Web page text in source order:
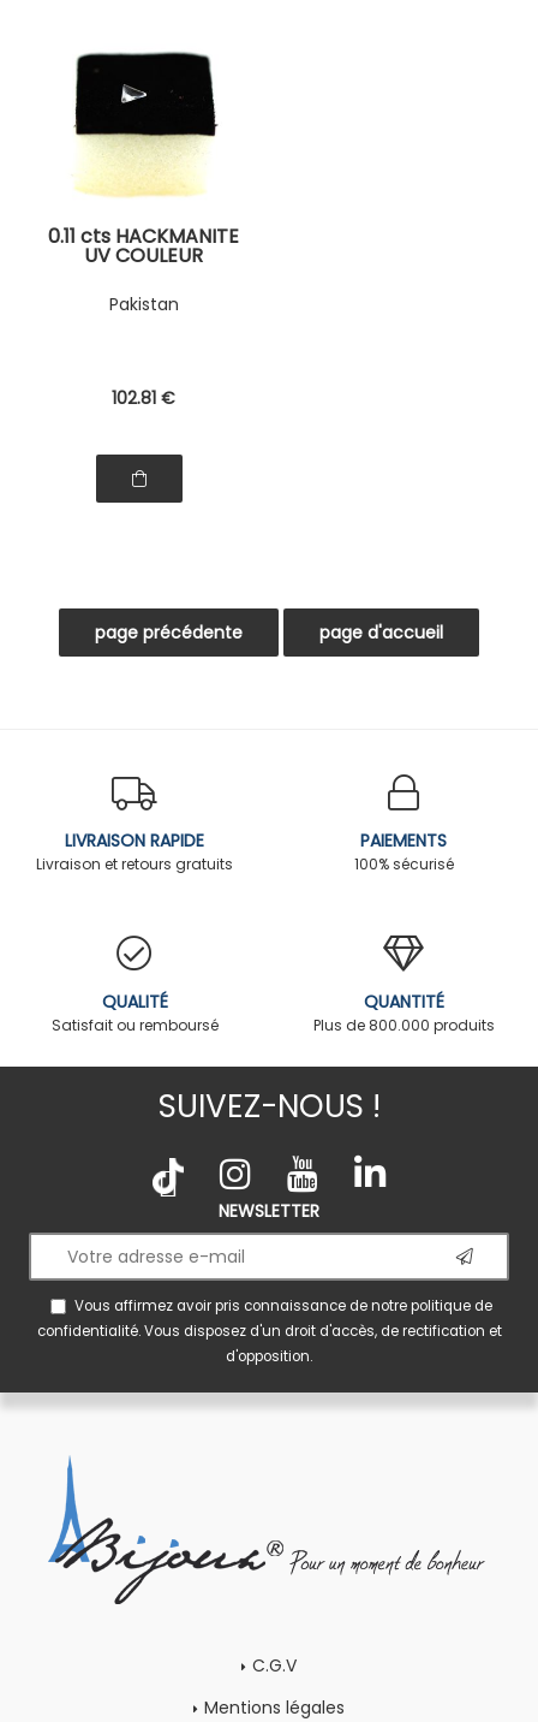
0.11 cts HACKMANITE
UV COULEUR
Pakistan
102.81 €
LIVRAISON RAPIDE
Livraison et retours gratuits
PAIEMENTS
100% sécurisé
QUALITÉ
Satisfait ou remboursé
QUANTITÉ
Plus de 800.000 produits
SUIVEZ-NOUS !
NEWSLETTER
Vous affirmez avoir pris connaissance de notrepolitique de
confidentialité. Vous disposez d'un droit d'accès, de rectification et
d'opposition.
C.G.V
Mentions légales